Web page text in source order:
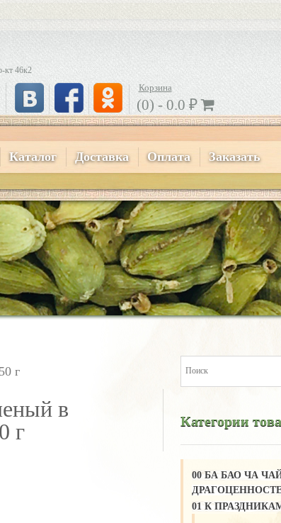
Каталог Доставка Оплата Заказать
кт 46к2
Корзина
(0) -0.0 ₽
г
в
г
Категории
00 БА БАО ЧА
01 К